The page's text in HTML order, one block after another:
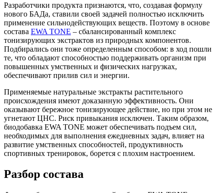
Разработчики продукта признаются, что, создавая формулу
нового БАДа, ставили своей задачей полностью исключить
применение сильнодействующих веществ. Поэтому в основе
состава EWA TONE – сбалансированный комплекс
тонизирующих экстрактов из природных компонентов.
Подбирались они тоже определенным способом: в ход пошли
те, что обладают способностью поддерживать организм при
повышенных умственных и физических нагрузках,
обеспечивают прилив сил и энергии.
Применяемые натуральные экстракты растительного
происхождения имеют доказанную эффективность. Они
оказывают бережное тонизирующее действие, но при этом не
угнетают ЦНС. Риск привыкания исключен. Таким образом,
биодобавка EWA TONE может обеспечивать подъем сил,
необходимых для выполнения ежедневных задач, влияет на
развитие умственных способностей, продуктивность
спортивных тренировок, борется с плохим настроением.
Разбор состава